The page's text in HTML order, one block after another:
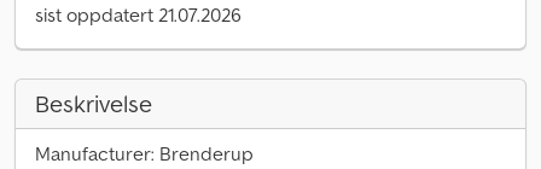
sist oppdatert 21.07.2026
Beskrivelse
Manufacturer: Brenderup